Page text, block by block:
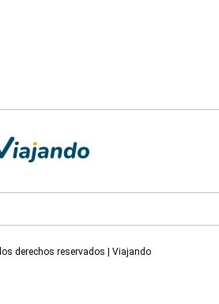
derechos reservados | Viajando